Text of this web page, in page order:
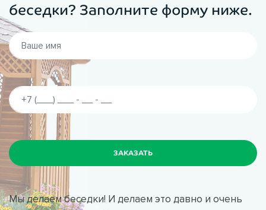
беседки? Заполните форму ниже.
Мы делаем беседки! И делаем это давно и очень